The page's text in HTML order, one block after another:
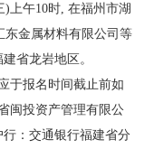
午10时, 在福州市湖
东金属材料有限公司等
省龙岩地区。
报名时间截止前如
闽投资产管理有限公
行：交通银行福建省分